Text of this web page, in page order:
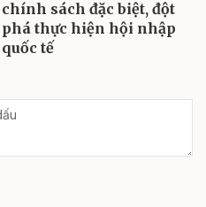
chính sách đặc biệt, đột
phá thực hiện hội nhập
quốc tế